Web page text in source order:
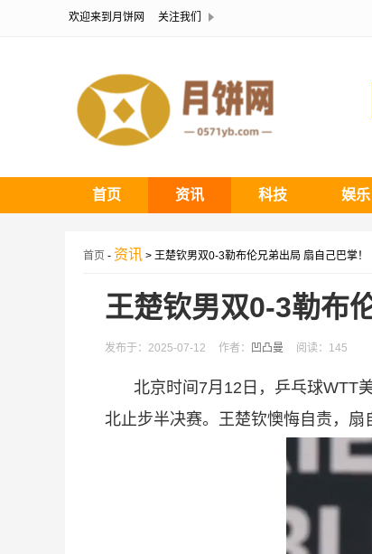
欢迎来到月饼网 关注我们
首页 资讯 科技 娱乐
首页 - 资讯 > 王楚钦男双0-3勒布伦兄弟出局 扇自己巴掌！
王楚钦男双0-3勒布
发布于：2025-07-12 作者： 凹凸曼 阅读：145
北京时间7月12日，乒乓球WTT
北止步半决赛。王楚钦懊悔自责，扇